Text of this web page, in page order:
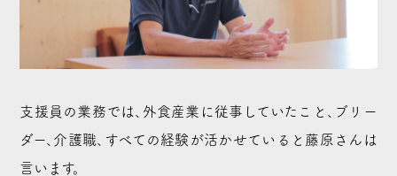
支援員の業務では、外食産業に従事していたこと、ブリー
ダー、介護職、すべての経験が活かせていると藤原さんは
言います。